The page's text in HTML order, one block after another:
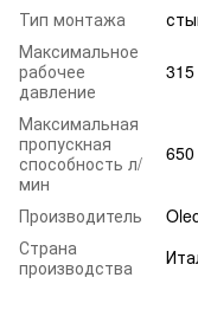
Тип монтажа
Максимальное
рабочее
давление
Максимальная
пропускная
способность л/
мин
650
Производитель
Страна
производства